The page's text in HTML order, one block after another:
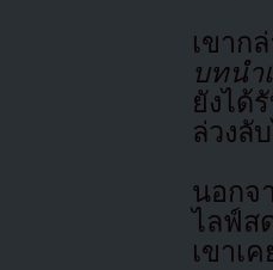
เขาก
บทนำ
ยังได้
ล่วงลั
นอกจ
ไลฟ์ส
เขาเ